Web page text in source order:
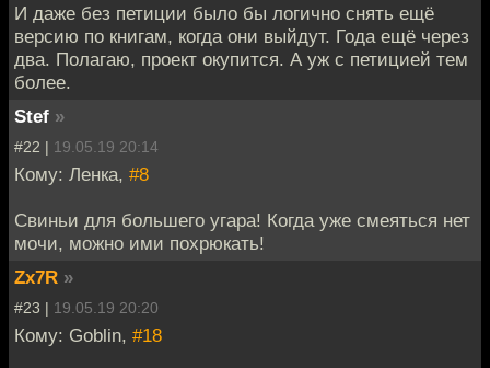
И даже без петиции было бы логично снять ещё
версию по книгам, когда они выйдут. Года ещё через
два. Полагаю, проект окупится. А уж с петицией тем
более.
Stef »
#22 | 19.05.19 20:14
Кому: Ленка, #8
Свиньи для большего угара! Когда уже смеяться нет
мочи, можно ими похрюкать!
Zx7R »
#23 | 19.05.19 20:20
Кому: Goblin, #18